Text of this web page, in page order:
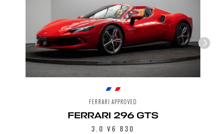
FERRARI APPROVED
FERRARI 296 GTS
3.0 V6 830